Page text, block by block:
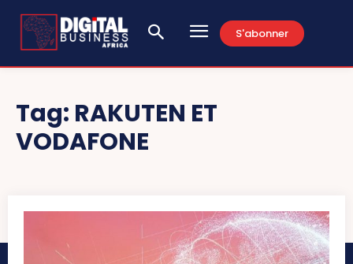
S'abonner
Tag: RAKUTEN ET
VODAFONE